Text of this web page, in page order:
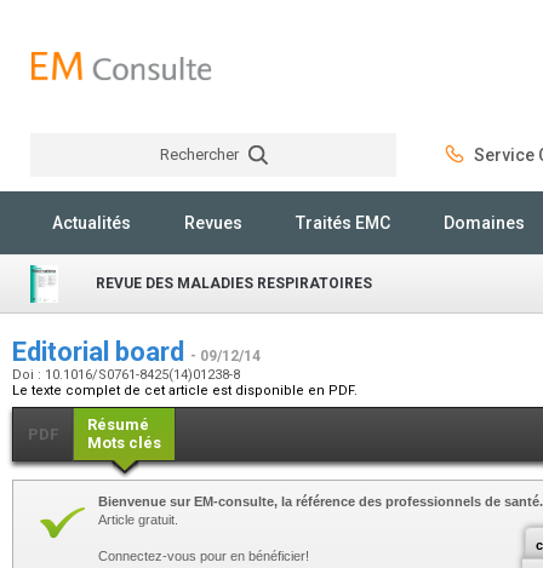
Rechercher Service
Actualités Revues Traités EMC Domaines
REVUE DES MALADIES RESPIRATOIRES
Editorial board - 09/12/14
Doi : 10.1016/S0761-8425(14)01238-8
Le texte complet de cet article est disponible en PDF.
PDF
Résumé
Mots clés
Bienvenue sur EM-consulte, la référence des professionnels de santé.
Article gratuit.
Connectez-vous pour en bénéficier!